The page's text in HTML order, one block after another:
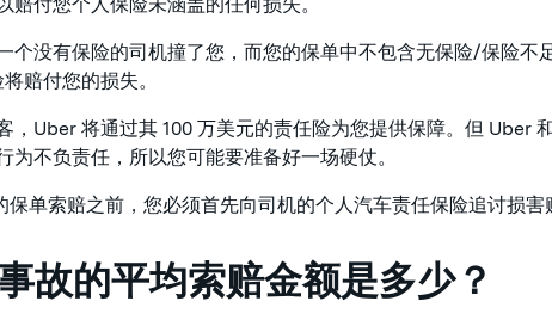
个没有保险的司机撞了您，而您的保单中不包含无保险/保险不
赔付您的损失。
，Uber 将通过其 100 万美元的责任险为您提供保障。但 Uber
为不负责任，所以您可能要准备好一场硬仗。
保单索赔之前，您必须首先向司机的个人汽车责任保险追讨损害
故的平均索赔金额是多少？